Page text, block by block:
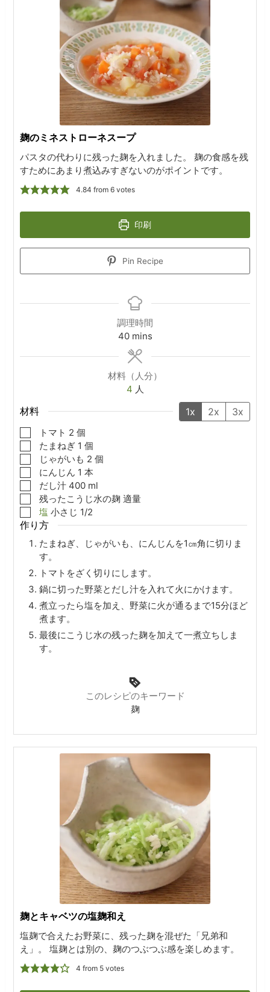
麹のミネストローネスープ
パスタの代わりに残った麹を入れました。 麹の食感を残
すためにあまり煮込みすぎないのがポイントです。
4.84 from 6votes
印刷
Pin Recipe
調理時間
40minutes
mins
材料（人分）
4 人
材料 1x 2x 3x
▢トマト 2 個
▢
たまねぎ 1 個
▢じゃがいも 2 個
▢
にんじん 1 本
▢
だし汁 400 ml
▢
残ったこうじ水の麹 適量
▢
塩 小さじ 1/2
作り方
たまねぎ、じゃがいも、にんじんを1㎝角に切りま
す。
トマトをざく切りにします。
鍋に切った野菜とだし汁を入れて火にかけます。
煮立ったら塩を加え、野菜に火が通るまで15分ほど
煮ます。
最後にこうじ水の残った麹を加えて一煮立ちしま
す。
このレシピのキーワード
麹
麹とキャベツの塩麹和え
塩麹で合えたお野菜に、残った麹を混ぜた「兄弟和
え」。 塩麹とは別の、麹のつぶつぶ感を楽しめます。
4 from 5votes